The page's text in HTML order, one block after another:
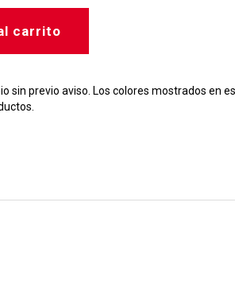
carrito
sin previo aviso. Los colores mostrados en